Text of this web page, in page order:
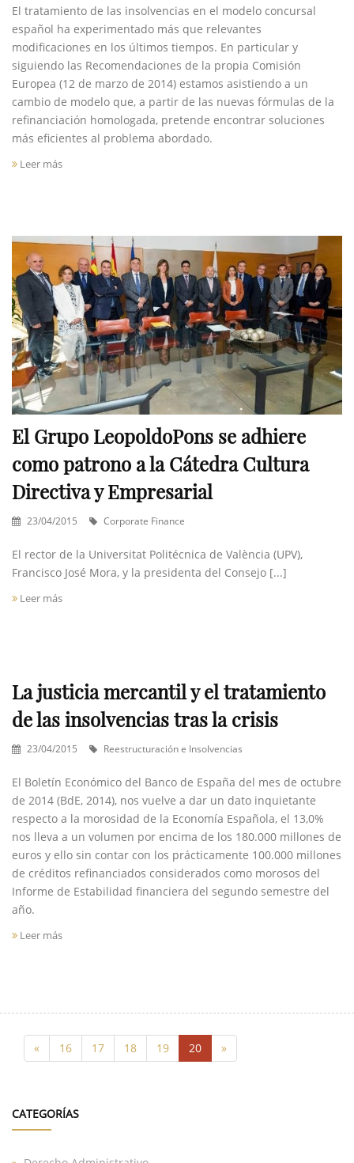
El tratamiento de las insolvencias en el modelo concursal
español ha experimentado más que relevantes
modificaciones en los últimos tiempos. En particular y
siguiendo las Recomendaciones de la propia Comisión
Europea (12 de marzo de 2014) estamos asistiendo a un
cambio de modelo que, a partir de las nuevas fórmulas de la
refinanciación homologada, pretende encontrar soluciones
más eficientes al problema abordado.
Leer más
El Grupo LeopoldoPons se adhiere
como patrono a la Cátedra Cultura
Directiva y Empresarial
23/04/2015 Corporate Finance
El rector de la Universitat Politécnica de València (UPV),
Francisco José Mora, y la presidenta del Consejo [...]
Leer más
La justicia mercantil y el tratamiento
de las insolvencias tras la crisis
23/04/2015 Reestructuración e Insolvencias
El Boletín Económico del Banco de España del mes de octubre
de 2014 (BdE, 2014), nos vuelve a dar un dato inquietante
respecto a la morosidad de la Economía Española, el 13,0%
nos lleva a un volumen por encima de los 180.000 millones de
euros y ello sin contar con los prácticamente 100.000 millones
de créditos refinanciados considerados como morosos del
Informe de Estabilidad financiera del segundo semestre del
año.
Leer más
« 16 17 18 19 20 »
CATEGORÍAS